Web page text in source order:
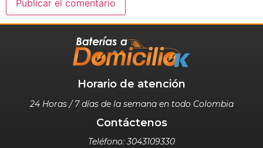
Horario de atención
24 Horas / 7 días de la semana en todo Colombia
Contáctenos
Teléfono: 3043109330